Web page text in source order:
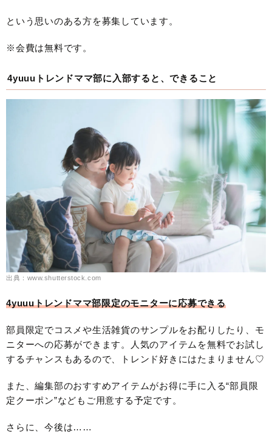
という思いのある方を募集しています。
※会費は無料です。
4yuuuトレンドママ部に入部すると、できること
出典：www.shutterstock.com
4yuuuトレンドママ部限定のモニターに応募できる
部員限定でコスメや生活雑貨のサンプルをお配りしたり、モ
ニターへの応募ができます。人気のアイテムを無料でお試し
するチャンスもあるので、トレンド好きにはたまりません♡
また、編集部のおすすめアイテムがお得に手に入る“部員限
定クーポン”などもご用意する予定です。
さらに、今後は……